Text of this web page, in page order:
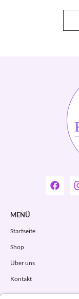
MENÜ
Startseite
Shop
Über uns
Kontakt